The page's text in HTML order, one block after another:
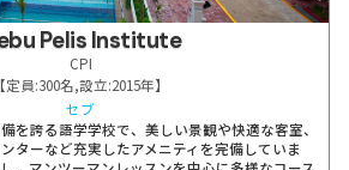
Pelis Institute
CPI
【定員:300名,設立:2015年】
セブ
を誇る語学学校で、美しい景観や快適な客室、
ターなど充実したアメニティを完備していま